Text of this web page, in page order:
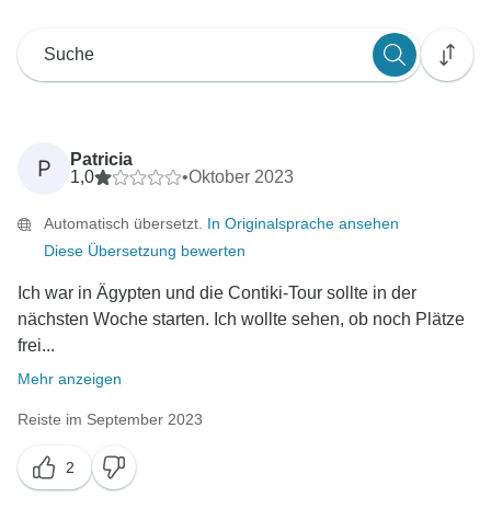
P
Patricia
1,0
•Oktober 2023
Automatisch übersetzt. In Originalsprache ansehen
Diese Übersetzung bewerten
Ich war in Ägypten und die Contiki-Tour sollte in der
nächsten Woche starten. Ich wollte sehen, ob noch Plätze
frei...
Mehr anzeigen
Reiste im September 2023
2